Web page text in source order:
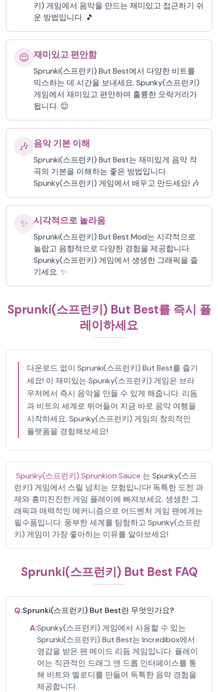
키) 게임에서 음악을 만드는 재미있고 접근하기 쉬
운 방법입니다. 🎵
😌 재미있고 편안함
Sprunki(스프런키) But Best에서 다양한 비트를
믹스하는 데 시간을 보내세요. Spunky(스프런키)
게임에서 재미있고 편안하며 훌륭한 오락거리가
됩니다. 😌
🎶 음악 기본 이해
Sprunki(스프런키) But Best는 재미있게 음악 작
곡의 기본을 이해하는 좋은 방법입니다.
Spunky(스프런키) 게임에서 배우고 만드세요! 🎶
✨ 시각적으로 놀라움
Sprunki(스프런키) But Best Mod는 시각적으로
놀랍고 음향적으로 다양한 경험을 제공합니다.
Spunky(스프런키) 게임에서 생생한 그래픽을 즐
기세요. ✨
Sprunki(스프런키) But Best를 즉시 플
레이하세요
다운로드 없이 Sprunki(스프런키) But Best를 즐기
세요! 이 재미있는 Spunky(스프런키) 게임은 브라
우저에서 즉시 음악을 만들 수 있게 해줍니다. 리듬
과 비트의 세계로 뛰어들어 지금 바로 음악 여행을
시작하세요. Spunky(스프런키) 게임의 창의적인
플랫폼을 경험해보세요!
Spunky(스프런키) Sprunkion Sauce 는 Spunky(스프
런키) 게임에서 스릴 넘치는 모험입니다! 독특한 도전 과
제와 흥미진진한 게임 플레이에 빠져보세요. 생생한 그
래픽과 매력적인 메커니즘으로 어드벤처 게임 팬에게는
필수품입니다. 풍부한 세계를 탐험하고 Spunky(스프런
키) 게임이 가장 좋아하는 이유를 알아보세요!
Sprunki(스프런키) But Best FAQ
Q:Sprunki(스프런키) But Best란 무엇인가요?
A:Spunky(스프런키) 게임에서 사용할 수 있는
Sprunki(스프런키) But Best는 Incredibox에서
영감을 받은 팬 메이드 리듬 게임입니다. 플레이
어는 직관적인 드래그 앤 드롭 인터페이스를 통
해 비트와 멜로디를 만들어 독특한 음악 경험을
제공합니다.